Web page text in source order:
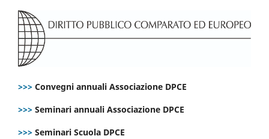
>>> Convegni annuali Associazione DPCE
>>> Seminari annuali Associazione DPCE
>>> Seminari Scuola DPCE